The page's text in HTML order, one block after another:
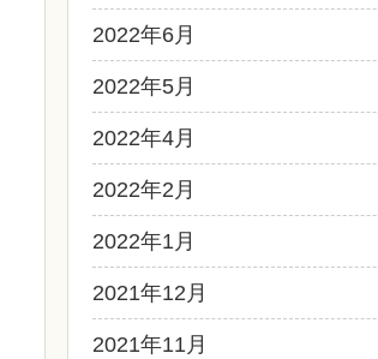
2022年6月
2022年5月
2022年4月
2022年2月
2022年1月
2021年12月
2021年11月